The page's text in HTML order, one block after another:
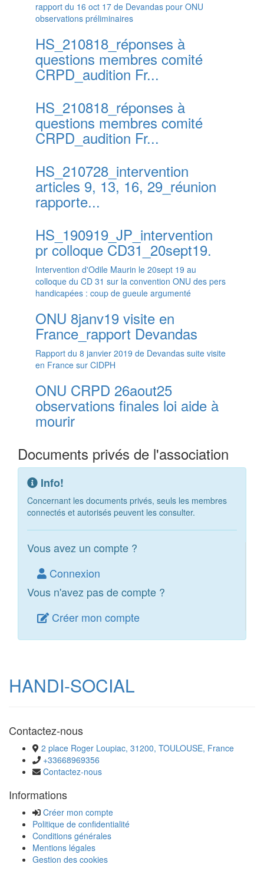
rapport du 16 oct 17 de Devandas pour ONU
observations préliminaires
HS_210818_réponses à
questions membres comité
CRPD_audition Fr...
HS_210818_réponses à
questions membres comité
CRPD_audition Fr...
HS_210728_intervention
articles 9, 13, 16, 29_réunion
rapporte...
HS_190919_JP_intervention
pr colloque CD31_20sept19.
Intervention d'Odile Maurin le 20sept 19 au
colloque du CD 31 sur la convention ONU des pers
handicapées : coup de gueule argumenté
ONU 8janv19 visite en
France_rapport Devandas
Rapport du 8 janvier 2019 de Devandas suite visite
en France sur CIDPH
ONU CRPD 26aout25
observations finales loi aide à
mourir
Documents privés de l'association
Info!
Concernant les documents privés, seuls les membres
connectés et autorisés peuvent les consulter.
Vous avez un compte ?
Connexion
Vous n'avez pas de compte ?
Créer mon compte
HANDI-SOCIAL
Contactez-nous
2 place Roger Loupiac, 31200, TOULOUSE, France
+33668969356
Contactez-nous
Informations
Créer mon compte
Politique de confidentialité
Conditions générales
Mentions légales
Gestion des cookies